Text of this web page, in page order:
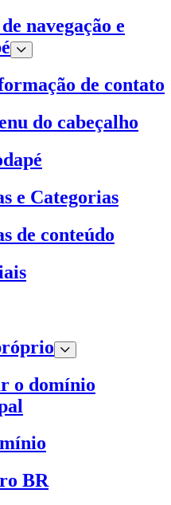
navegação e
de contato
do cabeçalho
e Categorias
de conteúdo
o domínio
BR